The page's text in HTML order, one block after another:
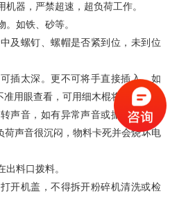
机器，严禁超速，超负荷工作。
。如铁、砂等。
及螺钉、螺帽是否紧到位，未到位
插太深。更不可将手直接插入。如
用眼查看，可用细木棍将料推入。
声音，如有异常声音或振动异常应
荷声音很沉闷，物料卡死并会烧坏电
出料口拨料。
开机盖，不得拆开粉碎机清洗或检